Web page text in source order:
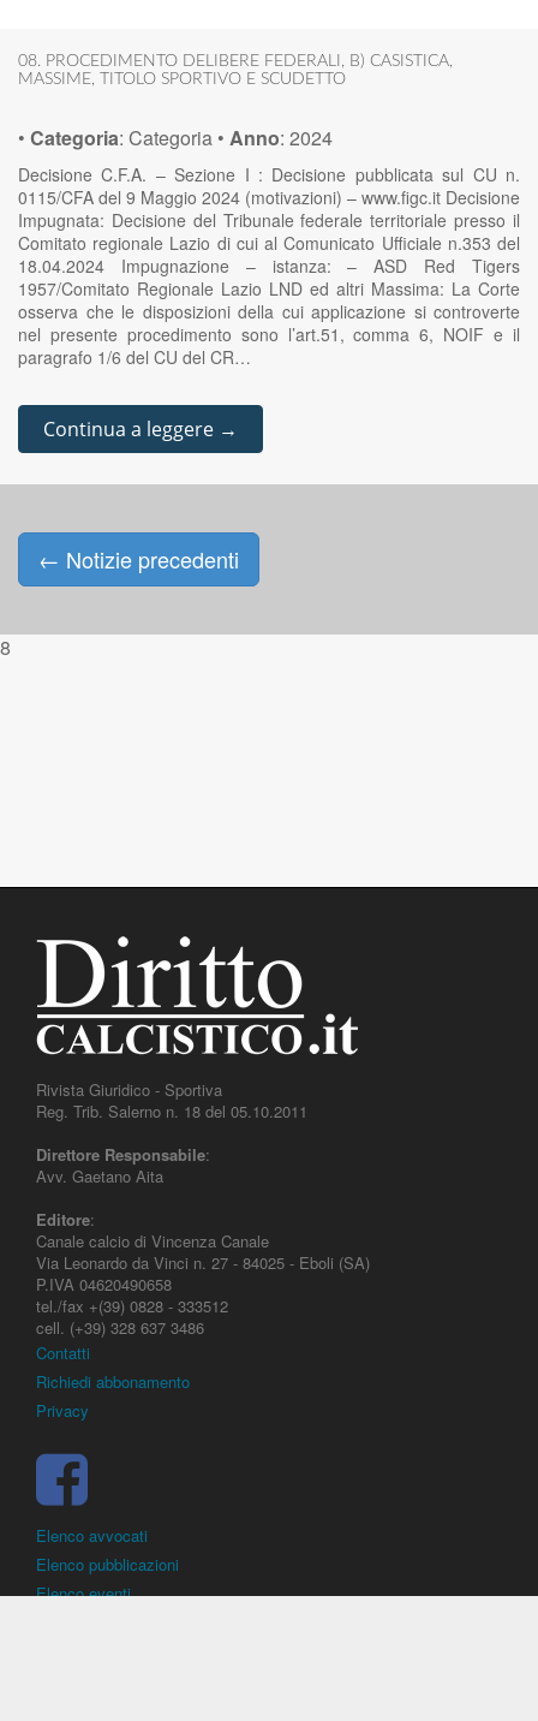
08. PROCEDIMENTO DELIBERE FEDERALI , B) CASISTICA,
MASSIME, TITOLO SPORTIVO E SCUDETTO
• Categoria: Categoria • Anno: 2024
Decisione C.F.A. – Sezione I : Decisione pubblicata sul CU n.
0115/CFA del 9 Maggio 2024 (motivazioni) – www.figc.it Decisione
Impugnata: Decisione del Tribunale federale territoriale presso il
Comitato regionale Lazio di cui al Comunicato Ufficiale n.353 del
18.04.2024 Impugnazione – istanza: – ASD Red Tigers
1957/Comitato Regionale Lazio LND ed altri Massima: La Corte
osserva che le disposizioni della cui applicazione si controverte
nel presente procedimento sono l’art.51, comma 6, NOIF e il
paragrafo 1/6 del CU del CR…
Continua a leggere →
Posts navigation
← Notizie precedenti
8
Rivista Giuridico - Sportiva
Reg. Trib. Salerno n. 18 del 05.10.2011
Direttore Responsabile:
Avv. Gaetano Aita
Editore:
Canale calcio di Vincenza Canale
Via Leonardo da Vinci n. 27 - 84025 - Eboli (SA)
P.IVA 04620490658
tel./fax +(39) 0828 - 333512
cell. (+39) 328 637 3486
Contatti
Richiedi abbonamento
Privacy
Elenco avvocati
Elenco pubblicazioni
Elenco eventi